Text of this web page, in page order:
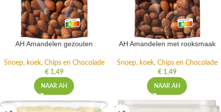
AH Amandelen gezouten
Snoep, koek, Chips en Chocolade
€1,49
NAAR AH
AH Amandelen met rooksmaak
Snoep, koek, Chips en Chocolade
€1,49
NAAR AH